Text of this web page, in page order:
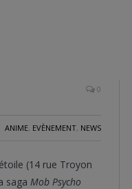
0
ANIME, EVÈNEMENT, NEWS
(14 rue Troyon
saga Mob Psycho